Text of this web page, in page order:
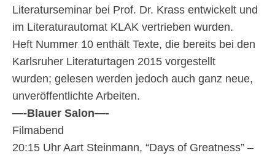
Literaturseminar bei Prof. Dr. Krass entwickelt und
im Literaturautomat KLAK vertrieben wurden.
Heft Nummer 10 enthält Texte, die bereits bei den
Karlsruher Literaturtagen 2015 vorgestellt
wurden; gelesen werden jedoch auch ganz neue,
unveröffentlichte Arbeiten.
—-Blauer Salon—-
Filmabend
20:15 Uhr Aart Steinmann, “Days of Greatness” –